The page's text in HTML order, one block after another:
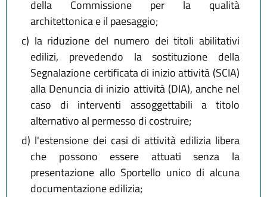
della Commissione per la qualità
architettonica e il paesaggio;
c) la riduzione del numero dei titoli abilitativi
edilizi, prevedendo la sostituzione della
Segnalazione certificata di inizio attività (SCIA)
alla Denuncia di inizio attività (DIA), anche nel
caso di interventi assoggettabili a titolo
alternativo al permesso di costruire;
d) l'estensione dei casi di attività edilizia libera
che possono essere attuati senza la
presentazione allo Sportello unico di alcuna
documentazione edilizia;